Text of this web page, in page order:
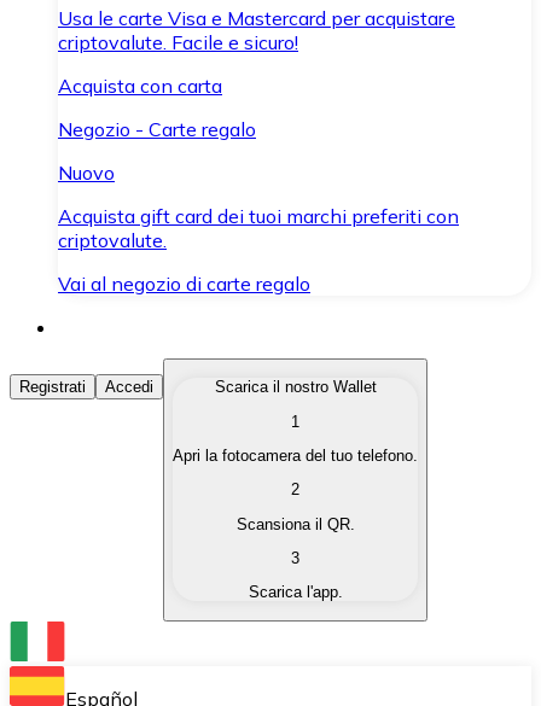
Usa le carte Visa e Mastercard per acquistare
criptovalute. Facile e sicuro!
Acquista con carta
Negozio - Carte regalo
Nuovo
Acquista gift card dei tuoi marchi preferiti con
criptovalute.
Vai al negozio di carte regalo
Acquista Criptovalute
Acquista le criptovalute che ti interessano in modo
Converti le tue criptovalute in valuta fiat quando ne
Scambia una criptovaluta con un'altra
Conserva le tue cripto in un Wallet self-custodial.
Registrati Accedi
Scarica il nostro Wallet
1
Apri la fotocamera del tuo telefono.
2
Scansiona il QR.
3
Scarica l'app.
Español